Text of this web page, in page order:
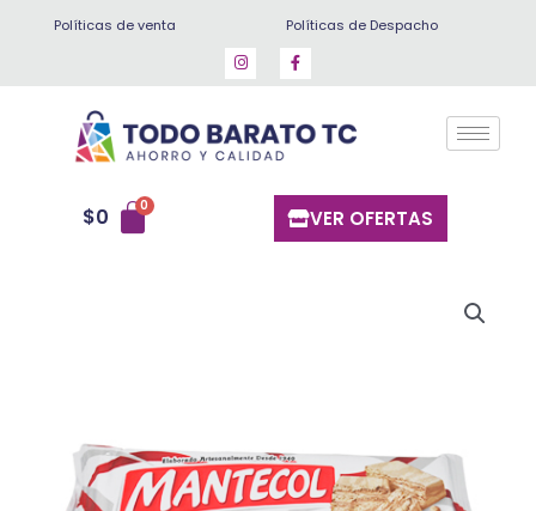
Políticas de venta Políticas de Despacho
$0 VER OFERTAS